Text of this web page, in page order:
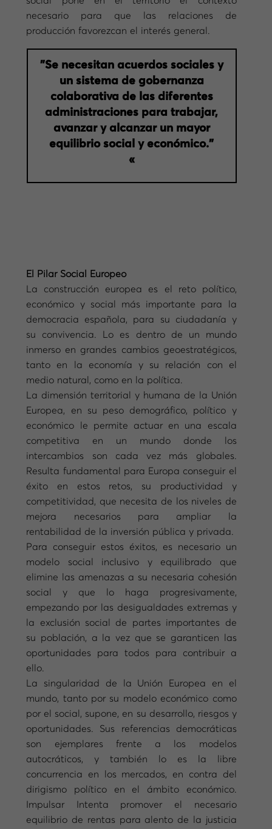
necesario para que las relaciones de
producción favorezcan el interés general.
”Se necesitan acuerdos sociales y
un sistema de gobernanza
colaborativa de las diferentes
administraciones para trabajar,
avanzar y alcanzar un mayor
equilibrio social y económico.”
«
El Pilar Social Europeo
La construcción europea es el reto político,
económico y social más importante para la
democracia española, para su ciudadanía y
su convivencia. Lo es dentro de un mundo
inmerso en grandes cambios geoestratégicos,
tanto en la economía y su relación con el
medio natural, como en la política.
La dimensión territorial y humana de la Unión
Europea, en su peso demográfico, político y
económico le permite actuar en una escala
competitiva en un mundo donde los
intercambios son cada vez más globales.
Resulta fundamental para Europa conseguir el
éxito en estos retos, su productividad y
competitividad, que necesita de los niveles de
mejora necesarios para ampliar la
rentabilidad de la inversión pública y privada.
Para conseguir estos éxitos, es necesario un
modelo social inclusivo y equilibrado que
elimine las amenazas a su necesaria cohesión
social y que lo haga progresivamente,
empezando por las desigualdades extremas y
la exclusión social de partes importantes de
su población, a la vez que se garanticen las
oportunidades para todos para contribuir a
ello.
La singularidad de la Unión Europea en el
mundo, tanto por su modelo económico como
por el social, supone, en su desarrollo, riesgos y
oportunidades. Sus referencias democráticas
son ejemplares frente a los modelos
autocráticos, y también lo es la libre
concurrencia en los mercados, en contra del
dirigismo político en el ámbito económico.
Impulsar Intenta promover el necesario
equilibrio de rentas para alento de la justicia